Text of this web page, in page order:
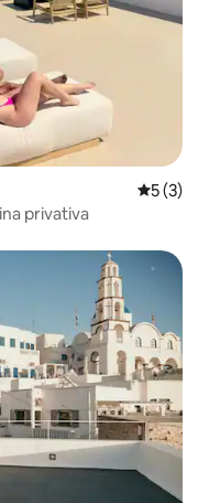
5 de
5 (3)
privativa